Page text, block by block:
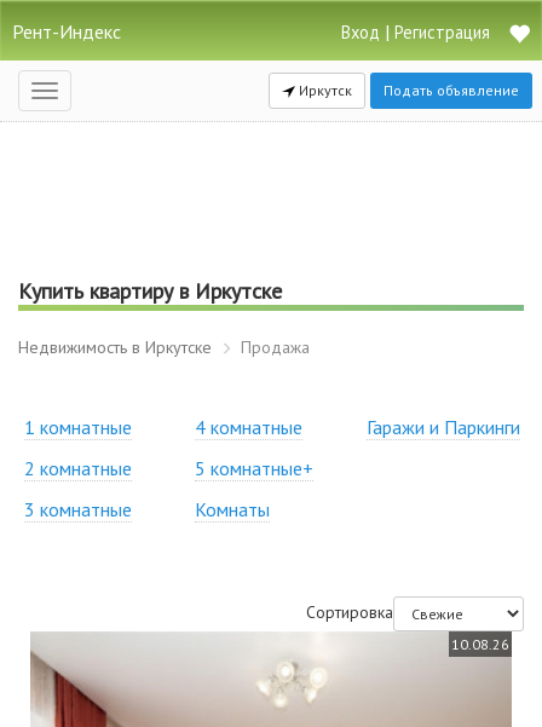
Рент-Индекс Вход | Регистрация
Открыть
навигацию
Иркутск Подать объявление
Купить квартиру в Иркутске
Недвижимость в Иркутске Продажа
1 комнатные
2 комнатные
3 комнатные
4 комнатные
5 комнатные+
Комнаты
Гаражи и Паркинги
Сортировка
10.08.26